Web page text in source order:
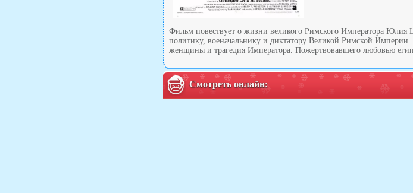
Фильм повествует о жизни великого Римского Императора Юлия
политику, военачальнику и диктатору Великой Римской
женщины и трагедия Императора. Пожертвовавшего любовью
Смотреть онлайн: